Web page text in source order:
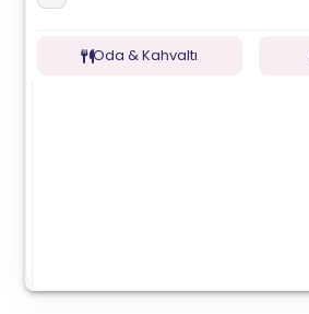
Oda & Kahvaltı